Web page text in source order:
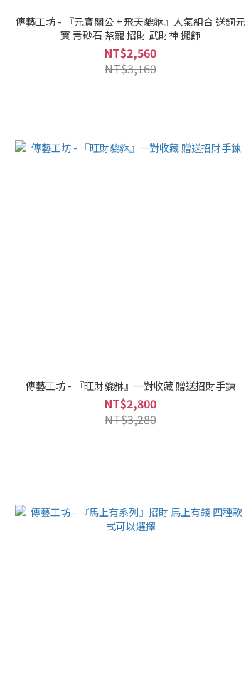
傳藝工坊 - 『元寶關公 + 飛天貔貅』人氣組合 送銅元
寶 青砂石 茶寵 招財 武財神 擺飾
NT$2,560
NT$3,160
傳藝工坊 - 『旺財貔貅』一對收藏 贈送招財手鍊
NT$2,800
NT$3,280